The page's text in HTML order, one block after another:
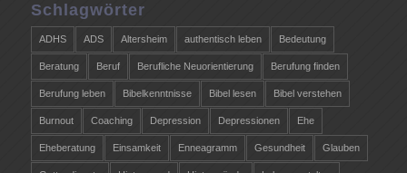
Schlagwörter
ADHS ADS Altersheim authentisch leben Bedeutung
Beratung Beruf Berufliche Neuorientierung Berufung finden
Berufung leben Bibelkenntnisse Bibel lesen Bibel verstehen
Burnout Coaching Depression Depressionen Ehe
Eheberatung Einsamkeit Enneagramm Gesundheit Glauben